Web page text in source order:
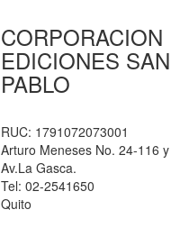
CORPORACION
EDICIONES SAN
PABLO
RUC: 1791072073001
Arturo Meneses No. 24-116 y
Av.La Gasca.
Tel: 02-2541650
Quito